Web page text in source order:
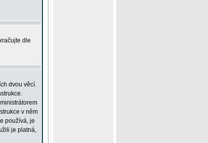
dle
dvou věcí.
v něm
používá, je
je platná,